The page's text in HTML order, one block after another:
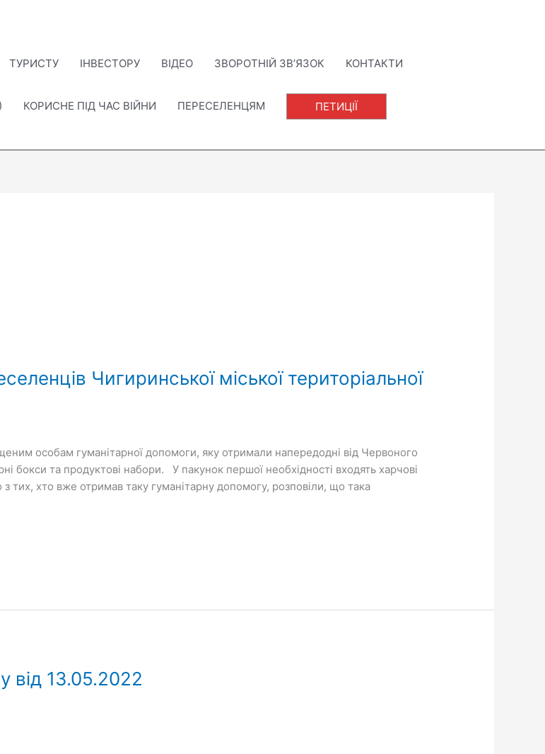
ТУРИСТУ ІНВЕСТОРУ ВІДЕО ЗВОРОТНІЙ ЗВ’ЯЗОК КОНТАКТИ
КОРИСНЕ ПІД ЧАС ВІЙНИ ПЕРЕСЕЛЕНЦЯМ ПЕТИЦІЇ
Чигиринської міської територіальної
особам гуманітарної допомоги, яку отримали напередодні від Червоного
та продуктові набори. У пакунок першої необхідності входять харчові
тих, хто вже отримав таку гуманітарну допомогу, розповіли, що така
від 13.05.2022